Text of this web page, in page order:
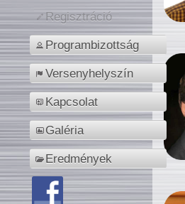
Regisztráció
Programbizottság
Versenyhelyszín
Kapcsolat
Galéria
Eredmények